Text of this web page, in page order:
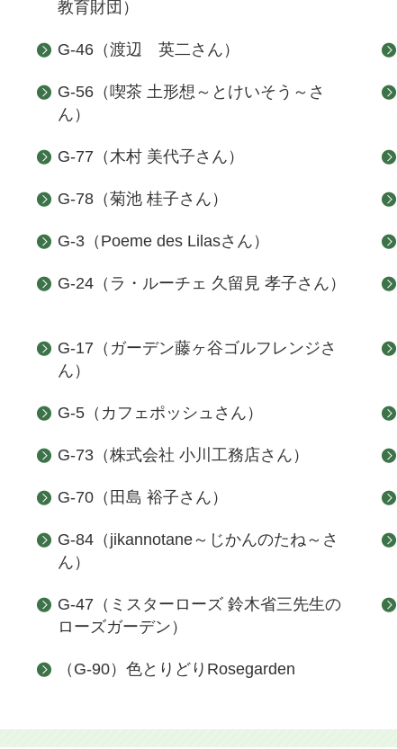
教育財団）
G-46（渡辺 英二さん）
G-56（喫茶 土形想～とけいそう～さ
ん）
G-77（木村 美代子さん）
G-78（菊池 桂子さん）
G-3（Poeme des Lilasさん）
G-24（ラ・ルーチェ 久留見 孝子さん）
G-17（ガーデン藤ヶ谷ゴルフレンジさ
ん）
G-5（カフェポッシュさん）
G-73（株式会社 小川工務店さん）
G-70（田島 裕子さん）
G-84（jikannotane～じかんのたね～さ
ん）
G-47（ミスターローズ 鈴木省三先生の
ローズガーデン）
（G-90）色とりどりRosegarden